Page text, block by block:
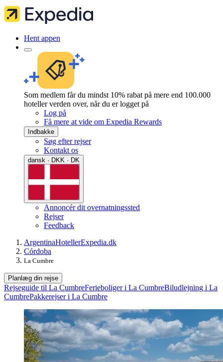
Hent appen
Som medlem får du mindst 10% rabat på mere end 100.000
hoteller verden over, når du er logget på
Log på
Få mere at vide om Expedia Rewards
Indbakke
Søg efter rejser
Kontakt os
dansk · DKK · DK
Annoncér dit overnatningssted
Rejser
Feedback
ArgentinaHotellerExpedia.dk
Córdoba
La Cumbre
Planlæg din rejse
Rejseguide til La CumbreFerieboliger i La CumbreBiludlejning i La
CumbrePakkerejser i La Cumbre